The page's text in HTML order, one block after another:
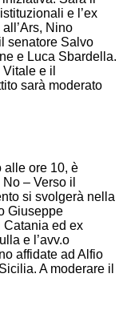
e l’ex
Nino
senatore Salvo
e Luca Sbardella.
e il
sarà moderato
alle ore 10, è
– Verso il
si svolgerà nella
Giuseppe
Catania ed ex
e l’avv.o
affidate ad Alfio
A moderare il